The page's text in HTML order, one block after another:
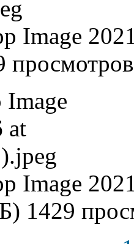
Image
просмотров
Image
1429